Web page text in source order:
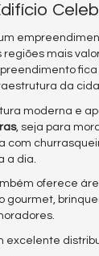
regiões mais
fica
da
moderna e
, seja para
com
a dia.
oferece
gourmet,
excelente